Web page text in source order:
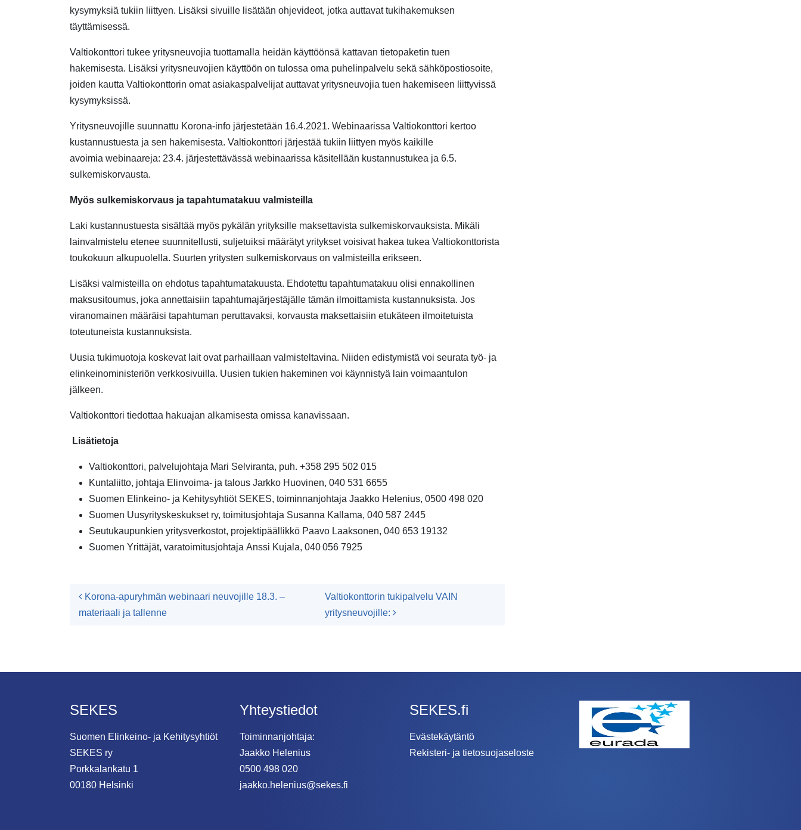
kysymyksiä tukiin liittyen. Lisäksi sivuille lisätään ohjevideot, jotka auttavat tukihakemuksen
täyttämisessä.
Valtiokonttori tukee yritysneuvojia tuottamalla heidän käyttöönsä kattavan tietopaketin tuen
hakemisesta. Lisäksi yritysneuvojien käyttöön on tulossa oma puhelinpalvelu sekä sähköpostiosoite,
joiden kautta Valtiokonttorin omat asiakaspalvelijat auttavat yritysneuvojia tuen hakemiseen liittyvissä
kysymyksissä.
Yritysneuvojille suunnattu Korona-info järjestetään 16.4.2021. Webinaarissa Valtiokonttori kertoo
kustannustuesta ja sen hakemisesta. Valtiokonttori järjestää tukiin liittyen myös kaikille
avoimia webinaareja: 23.4. järjestettävässä webinaarissa käsitellään kustannustukea ja 6.5.
sulkemiskorvausta.
Myös sulkemiskorvaus ja tapahtumatakuu valmisteilla
Laki kustannustuesta sisältää myös pykälän yrityksille maksettavista sulkemiskorvauksista. Mikäli
lainvalmistelu etenee suunnitellusti, suljetuiksi määrätyt yritykset voisivat hakea tukea Valtiokonttorista
toukokuun alkupuolella. Suurten yritysten sulkemiskorvaus on valmisteilla erikseen.
Lisäksi valmisteilla on ehdotus tapahtumatakuusta. Ehdotettu tapahtumatakuu olisi ennakollinen
maksusitoumus, joka annettaisiin tapahtumajärjestäjälle tämän ilmoittamista kustannuksista. Jos
viranomainen määräisi tapahtuman peruttavaksi, korvausta maksettaisiin etukäteen ilmoitetuista
toteutuneista kustannuksista.
Uusia tukimuotoja koskevat lait ovat parhaillaan valmisteltavina. Niiden edistymistä voi seurata työ- ja
elinkeinoministeriön verkkosivuilla. Uusien tukien hakeminen voi käynnistyä lain voimaantulon
jälkeen.
Valtiokonttori tiedottaa hakuajan alkamisesta omissa kanavissaan.
Lisätietoja
Valtiokonttori, palvelujohtaja Mari Selviranta, puh. +358 295 502 015
Kuntaliitto, johtaja Elinvoima- ja talous Jarkko Huovinen, 040 531 6655
Suomen Elinkeino- ja Kehitysyhtiöt SEKES, toiminnanjohtaja Jaakko Helenius, 0500 498 020
Suomen Uusyrityskeskuksetry, toimitusjohtaja Susanna Kallama, 040 587 2445
Seutukaupunkien yritysverkostot, projektipäällikkö Paavo Laaksonen, 040 653 19132
Suomen Yrittäjät, varatoimitusjohtaja Anssi Kujala, 040 056 7925
Artikkelien navigointi
Korona-apuryhmän webinaari neuvojille 18.3. –
materiaali ja tallenne
Valtiokonttorin tukipalvelu VAIN
yritysneuvojille:
SEKES
Suomen Elinkeino- ja Kehitysyhtiöt
SEKES ry
Porkkalankatu 1
00180 Helsinki
Yhteystiedot
Toiminnanjohtaja:
Jaakko Helenius
0500 498 020
jaakko.helenius@sekes.fi
SEKES.fi
Evästekäytäntö
Rekisteri- ja tietosuojaseloste